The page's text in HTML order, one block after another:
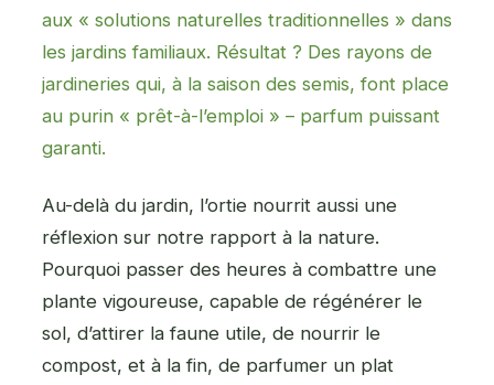
aux « solutions naturelles traditionnelles » dans
les jardins familiaux. Résultat ? Des rayons de
jardineries qui, à la saison des semis, font place
au purin « prêt-à-l’emploi » – parfum puissant
garanti.
Au-delà du jardin, l’ortie nourrit aussi une
réflexion sur notre rapport à la nature.
Pourquoi passer des heures à combattre une
plante vigoureuse, capable de régénérer le
sol, d’attirer la faune utile, de nourrir le
compost, et à la fin, de parfumer un plat